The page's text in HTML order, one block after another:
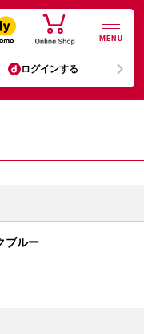
MENU
ログインする
ブルー